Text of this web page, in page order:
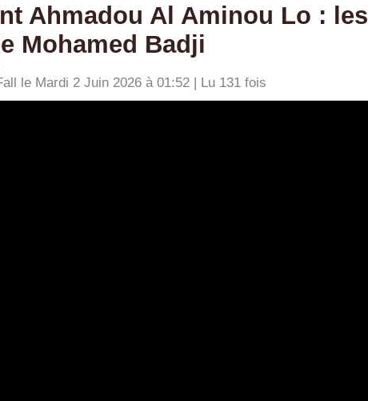
Ahmadou Al Aminou Lo : les
Mohamed Badji
le Mardi 2 Juin 2026 à 01:52 | Lu 131 fois